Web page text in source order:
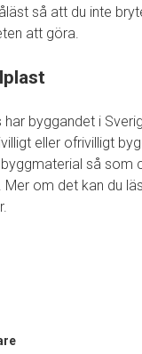
så att du inte
att göra.
byggandet i
eller ofrivilligt
så som
om det kan du